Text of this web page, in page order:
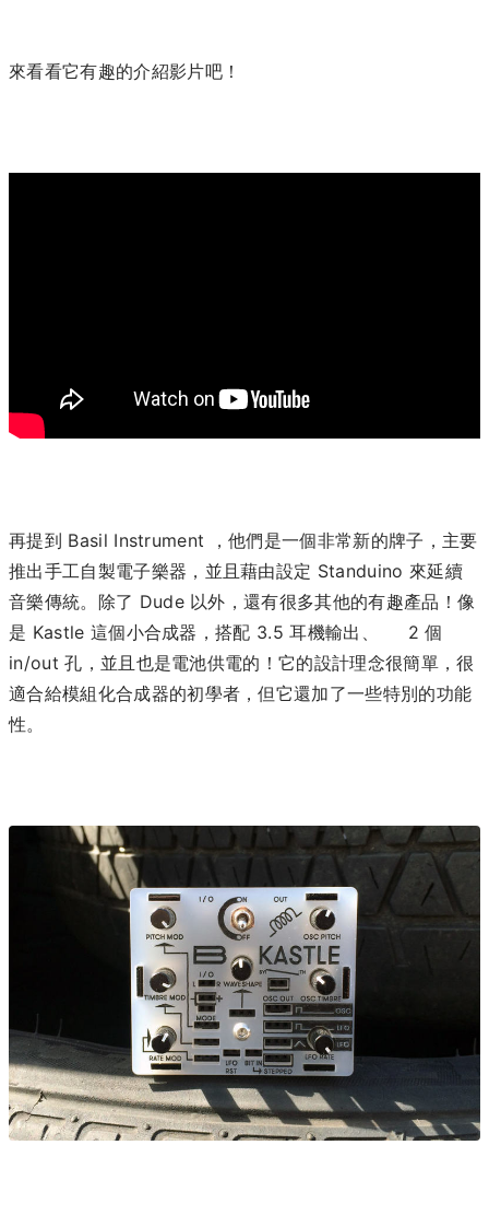
來看看它有趣的介紹影片吧！
再提到 Basil Instrument ，他們是一個非常新的牌子，主要
推出手工自製電子樂器，並且藉由設定 Standuino 來延續
音樂傳統。除了 Dude 以外，還有很多其他的有趣產品！像
是 Kastle 這個小合成器，搭配 3.5 耳機輸出、 2 個
in/out 孔，並且也是電池供電的！它的設計理念很簡單，很
適合給模組化合成器的初學者，但它還加了一些特別的功能
性。